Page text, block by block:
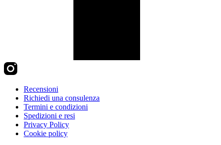
Recensioni
Richiedi una consulenza
Termini e condizioni
Spedizioni e resi
Privacy Policy
Cookie policy